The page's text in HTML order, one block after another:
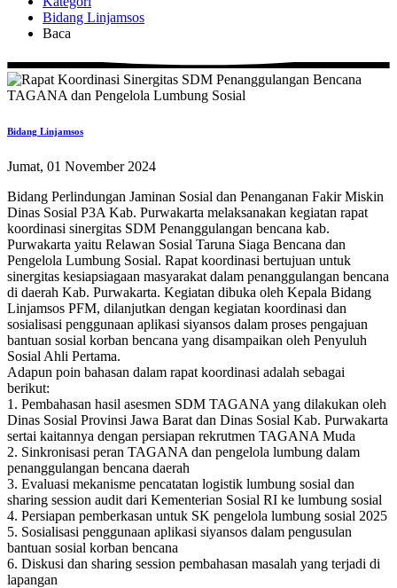
Bidang Linjamsos
Baca
Bidang Linjamsos
Jumat, 01 November 2024
Bidang Perlindungan Jaminan Sosial dan Penanganan Fakir Miskin
Dinas Sosial P3A Kab. Purwakarta melaksanakan kegiatan rapat
koordinasi sinergitas SDM Penanggulangan bencana kab.
Purwakarta yaitu Relawan Sosial Taruna Siaga Bencana dan
Pengelola Lumbung Sosial. Rapat koordinasi bertujuan untuk
sinergitas kesiapsiagaan masyarakat dalam penanggulangan bencana
di daerah Kab. Purwakarta. Kegiatan dibuka oleh Kepala Bidang
Linjamsos PFM, dilanjutkan dengan kegiatan koordinasi dan
sosialisasi penggunaan aplikasi siyansos dalam proses pengajuan
bantuan sosial korban bencana yang disampaikan oleh Penyuluh
Sosial Ahli Pertama.
Adapun poin bahasan dalam rapat koordinasi adalah sebagai
berikut:
1. Pembahasan hasil asesmen SDM TAGANA yang dilakukan oleh
Dinas Sosial Provinsi Jawa Barat dan Dinas Sosial Kab. Purwakarta
sertai kaitannya dengan persiapan rekrutmen TAGANA Muda
2. Sinkronisasi peran TAGANA dan pengelola lumbung dalam
penanggulangan bencana daerah
3. ⁠Evaluasi mekanisme pencatatan logistik lumbung sosial dan
sharing session audit dari Kementerian Sosial RI ke lumbung sosial
4. ⁠Persiapan pemberkasan untuk SK pengelola lumbung sosial 2025
5. ⁠Sosialisasi penggunaan aplikasi siyansos dalam pengusulan
bantuan sosial korban bencana
6. ⁠Diskusi dan sharing session pembahasan masalah yang terjadi di
lapangan